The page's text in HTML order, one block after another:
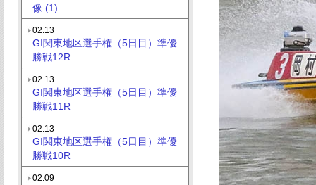
像 (1)
02.13
GI関東地区選手権（5日目）準優
勝戦12R
02.13
GI関東地区選手権（5日目）準優
勝戦11R
02.13
GI関東地区選手権（5日目）準優
勝戦10R
02.09